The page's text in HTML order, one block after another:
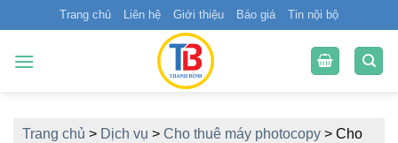
qua
nội
Trang chủ Liên hệ Giới thiệu Báo giá Tin nội bộ
Trang chủ > Dịch vụ > Cho thuê máy photocopy > Cho